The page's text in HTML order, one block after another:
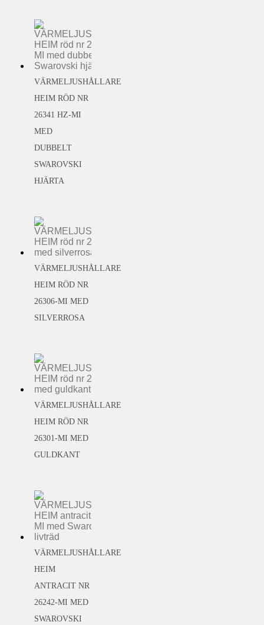
VÄRMELJUSHÅLLARE
HEIM RÖD NR
26341 HZ-MI
MED
DUBBELT
SWAROVSKI
HJÄRTA
VÄRMELJUSHÅLLARE
HEIM RÖD NR
26306-MI MED
SILVERROSA
VÄRMELJUSHÅLLARE
HEIM RÖD NR
26301-MI MED
GULDKANT
VÄRMELJUSHÅLLARE
HEIM
ANTRACIT NR
26242-MI MED
SWAROVSKI